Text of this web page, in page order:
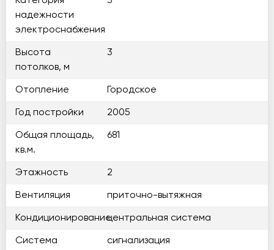
надежности
электроснабжения
Высота
потолков, м
3
Отопление Городское
Год постройки 2005
Общая площадь,
кв.м.
681
Этажность 2
Вентиляция приточно-вытяжная
Кондиционированиецентральная система
Система
сигнализация